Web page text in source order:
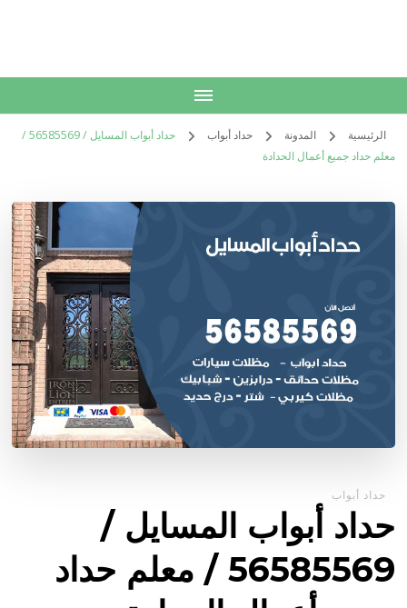
الرئيسية المدونة حداد أبواب
حداد أبواب المسايل / 56585569 /
معلم حداد جميع أعمال الحدادة
حداد أبواب
حداد أبواب المسايل /
56585569 / معلم حداد